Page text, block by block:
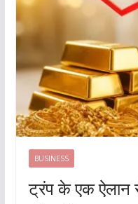
BUSINESS
ट्रंप के एक ऐलान